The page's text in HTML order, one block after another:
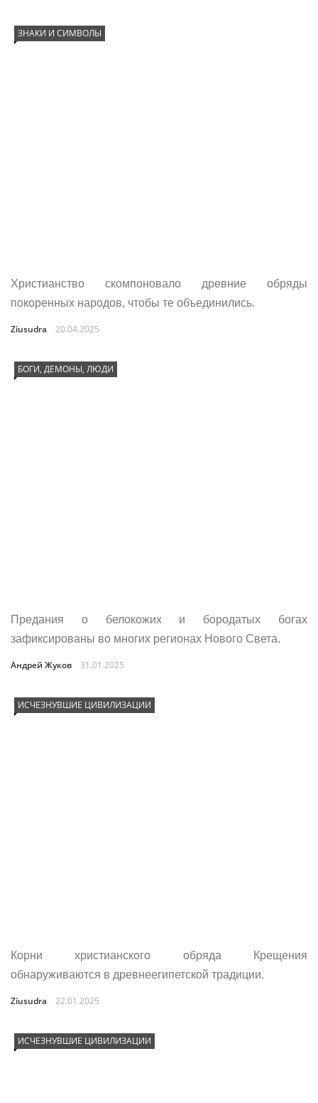
ЗНАКИ И СИМВОЛЫ
Христианство скомпоновало древние обряды
покоренных народов, чтобы те объединились.
Ziusudra 20.04.2025
БОГИ, ДЕМОНЫ, ЛЮДИ
Предания о белокожих и бородатых богах
зафиксированы во многих регионах Нового Света.
Андрей Жуков 31.01.2025
ИСЧЕЗНУВШИЕ ЦИВИЛИЗАЦИИ
Корни христианского обряда Крещения
обнаруживаются в древнеегипетской традиции.
Ziusudra 22.01.2025
ИСЧЕЗНУВШИЕ ЦИВИЛИЗАЦИИ